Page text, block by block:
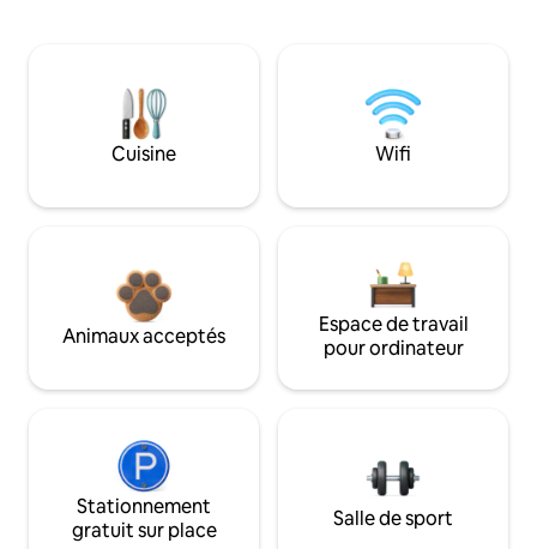
Cuisine Wifi
Animaux acceptés
Espace de travail
pour ordinateur
Stationnement
gratuit sur place
Salle de sport